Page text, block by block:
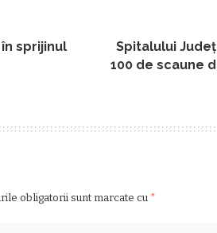
sprijinul
Spitalului
100 de scaune
obligatorii sunt marcate cu *